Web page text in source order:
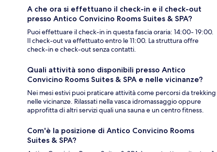
A che ora si effettuano il check-in e il check-out
presso Antico Convicino Rooms Suites & SPA?
Puoi effettuare il check-in in questa fascia oraria: 14:00- 19:00.
Il check-out va effettuato entro le 11:00. La struttura offre
check-in e check-out senza contatti.
Quali attività sono disponibili presso Antico
Convicino Rooms Suites & SPA e nelle vicinanze?
Nei mesi estivi puoi praticare attività come percorsi da trekking
nelle vicinanze. Rilassati nella vasca idromassaggio oppure
approfitta di altri servizi quali una sauna e un centro fitness.
Com'è la posizione di Antico Convicino Rooms
Suites & SPA?